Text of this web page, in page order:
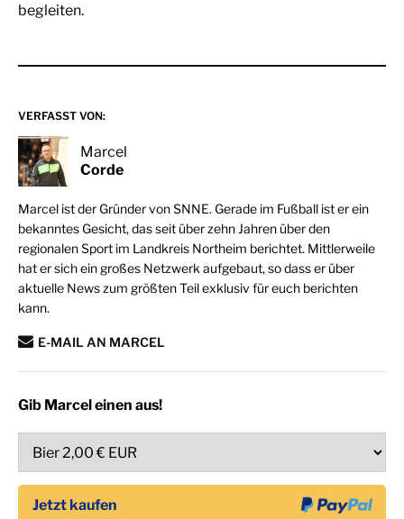
begleiten.
VERFASST VON:
Marcel
Corde
Marcel ist der Gründer von SNNE. Gerade im Fußball ist er ein
bekanntes Gesicht, das seit über zehn Jahren über den
regionalen Sport im Landkreis Northeim berichtet. Mittlerweile
hat er sich ein großes Netzwerk aufgebaut, so dass er über
aktuelle News zum größten Teil exklusiv für euch berichten
kann.
E-MAIL AN MARCEL
Gib Marcel einen aus!